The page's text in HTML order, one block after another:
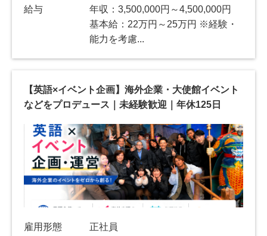
給与
年収：3,500,000円～4,500,000円
基本給：22万円～25万円 ※経験・
能力を考慮...
【英語×イベント企画】海外企業・大使館イベント
などをプロデュース｜未経験歓迎｜年休125日
雇用形態
正社員